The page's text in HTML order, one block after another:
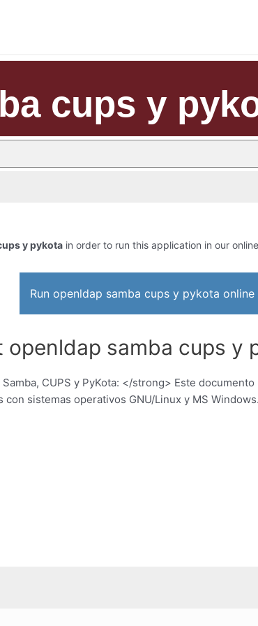
cups y
y pykota in order to run this application in our
Run openldap samba cups y pykota online
samba cups y
CUPS y PyKota: </strong> Este
sistemas operativos GNU/Linux y MS Windows.